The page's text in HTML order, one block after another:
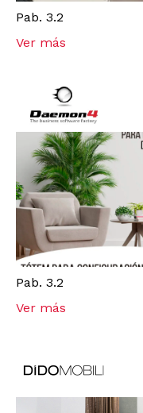
Pab. 3.2
Ver más
Pab. 3.2
Ver más